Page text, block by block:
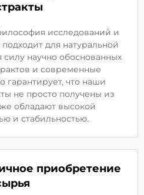
исследований и
для натуральной
научно обоснованных
и современные
гарантирует, что наши
не просто получены из
обладают высокой
и стабильностью.
приобретение